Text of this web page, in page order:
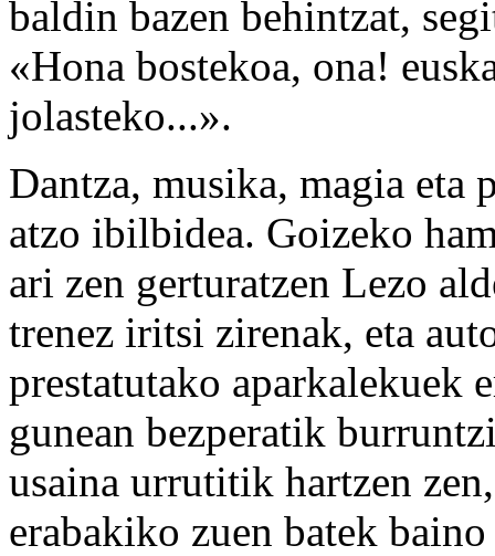
baldin bazen behintzat,
«Hona bostekoa, ona!
jolasteko...».
Dantza, musika, magia eta
atzo ibilbidea. Goizeko
ari zen gerturatzen Lezo
trenez iritsi zirenak, eta
prestatutako aparkalekuek
gunean bezperatik
usaina urrutitik hartzen
erabakiko zuen batek